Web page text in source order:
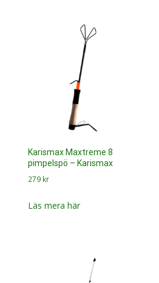
Karismax Maxtreme 8
pimpelspö – Karismax
279 kr
Läs mera här